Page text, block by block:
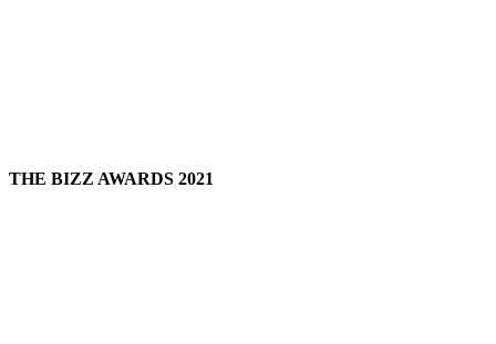
THE BIZZ AWARDS 2021